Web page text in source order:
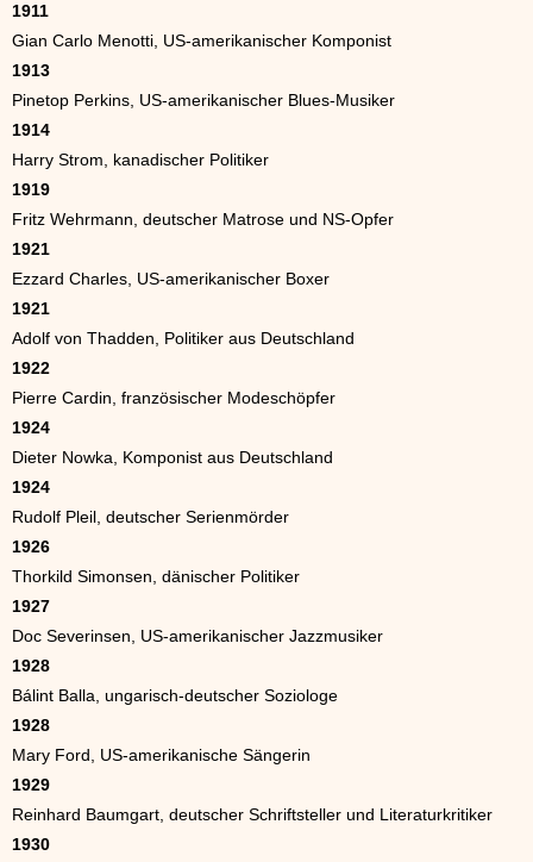
1911
Gian Carlo Menotti, US-amerikanischer Komponist
1913
Pinetop Perkins, US-amerikanischer Blues-Musiker
1914
Harry Strom, kanadischer Politiker
1919
Fritz Wehrmann, deutscher Matrose und NS-Opfer
1921
Ezzard Charles, US-amerikanischer Boxer
1921
Adolf von Thadden, Politiker aus Deutschland
1922
Pierre Cardin, französischer Modeschöpfer
1924
Dieter Nowka, Komponist aus Deutschland
1924
Rudolf Pleil, deutscher Serienmörder
1926
Thorkild Simonsen, dänischer Politiker
1927
Doc Severinsen, US-amerikanischer Jazzmusiker
1928
Bálint Balla, ungarisch-deutscher Soziologe
1928
Mary Ford, US-amerikanische Sängerin
1929
Reinhard Baumgart, deutscher Schriftsteller und Literaturkritiker
1930